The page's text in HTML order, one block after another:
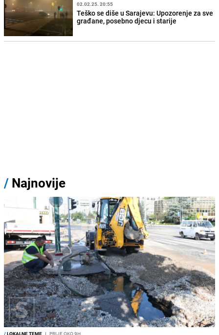
02.02.25. 20:55
Teško se diše u Sarajevu: Upozorenje za sve
građane, posebno djecu i starije
/ Najnovije